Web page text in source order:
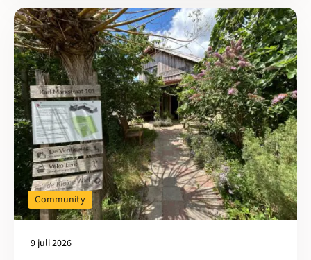
9 juli 2026
Community
Lees meer over Cirkelstad Arnhem-Nijmegen: 10 jaar IEWAN